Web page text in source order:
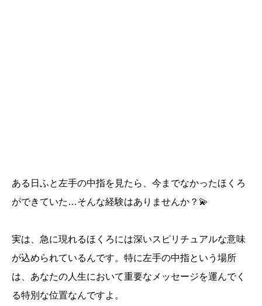
ある日ふと左手の中指を見たら、今までなかったほくろ
ができていた…そんな経験はありませんか？💫
実は、急に現れるほくろには深いスピリチュアルな意味
が込められているんです。特に左手の中指という場所
は、あなたの人生において重要なメッセージを運んでく
る特別な位置なんですよ。